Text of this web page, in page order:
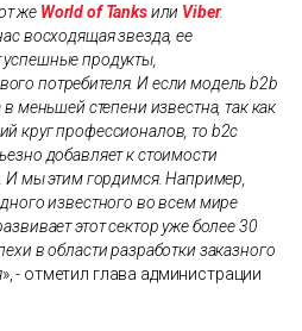
же World of Tanksили Viber.
восходящая звезда, ее
продукты,
потребителя. И если модель b2b
меньшей степени известна, так как
круг профессионалов, то b2c
добавляет к стоимости
И мы этим гордимся. Например,
известного во всем мире
этот сектор уже более 30
в области разработки заказного
», - отметил глава администрации